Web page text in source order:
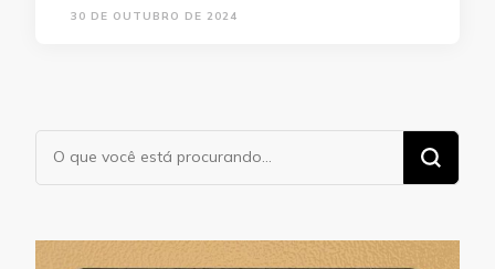
30 DE OUTUBRO DE 2024
Procurando
algo?